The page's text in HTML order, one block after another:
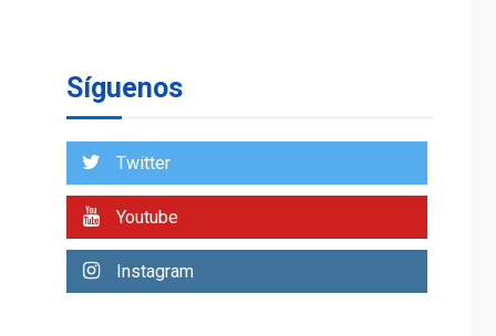
3
de diálogo en
4
POLÍTICA
TITULARES
Gobierno y AN2015 en
diálogo
Síguenos
Twitter
Youtube
Instagram